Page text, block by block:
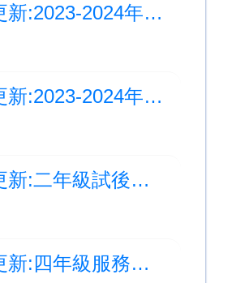
學校影片更新:2023-2024年度回顧(一至三年級)
學校影片更新:2023-2024年度回顧(四至五年級)
學校相片更新:二年級試後英語活動(活學英語)
學校相片更新:四年級服務學習-探訪善一堂幼稚園